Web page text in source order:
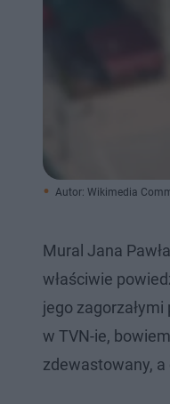
Autor: Wikimedia
Mural Jana
właściwie
jego
w TVN-ie,
zdewastowany, a